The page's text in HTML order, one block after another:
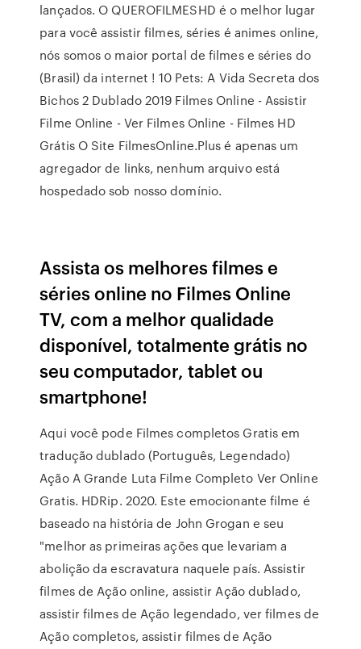
lançados. O QUEROFILMESHD é o melhor lugar
para você assistir filmes, séries é animes online,
nós somos o maior portal de filmes e séries do
(Brasil) da internet ! 10 Pets: A Vida Secreta dos
Bichos 2 Dublado 2019 Filmes Online - Assistir
Filme Online - Ver Filmes Online - Filmes HD
Grátis O Site FilmesOnline.Plus é apenas um
agregador de links, nenhum arquivo está
hospedado sob nosso domínio.
Assista os melhores filmes e
séries online no Filmes Online
TV, com a melhor qualidade
disponível, totalmente grátis no
seu computador, tablet ou
smartphone!
Aqui você pode Filmes completos Gratis em
tradução dublado (Português, Legendado)
Ação A Grande Luta Filme Completo Ver Online
Gratis. HDRip. 2020. Este emocionante filme é
baseado na história de John Grogan e seu
"melhor as primeiras ações que levariam a
abolição da escravatura naquele país. Assistir
filmes de Ação online, assistir Ação dublado,
assistir filmes de Ação legendado, ver filmes de
Ação completos, assistir filmes de Ação